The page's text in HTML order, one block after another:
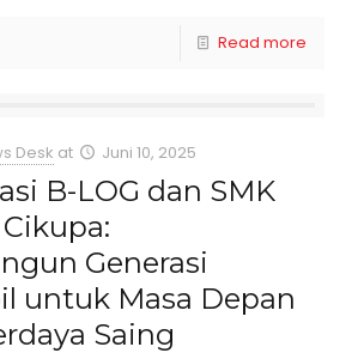
Read more
Desk at Juni 10, 2025
B-LOG dan SMK
Cikupa:
Generasi
untuk Masa Depan
Saing